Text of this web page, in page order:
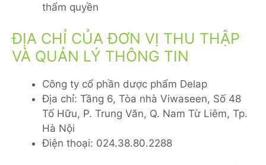
thẩm quyền
ĐỊA CHỈ CỦA ĐƠN VỊ THU THẬP
VÀ QUẢN LÝ THÔNG TIN
Công ty cổ phần dược phẩm Delap
Địa chỉ: Tầng 6, Tòa nhà Viwaseen, Số 48
Tố Hữu, P. Trung Văn, Q. Nam Từ Liêm, Tp.
Hà Nội
Điện thoại: 024.38.80.2288